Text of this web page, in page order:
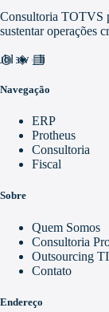
Consultoria TOTVS
sustentar operações
video_library
Navegação
ERP
Protheus
Consultoria
Fiscal
Sobre
Quem Somos
Consultoria
Outsourcing TI
Contato
Endereço